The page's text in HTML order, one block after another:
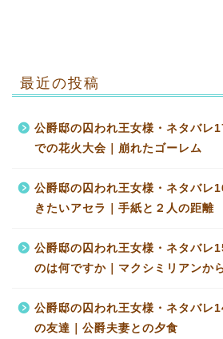
最近の投稿
公爵邸の囚われ王女様・ネタバレ
での花火大会｜崩れたゴーレム
公爵邸の囚われ王女様・ネタバレ
きたいアセラ｜手紙と２人の距離
公爵邸の囚われ王女様・ネタバレ
のは何ですか｜マクシミリアンか
公爵邸の囚われ王女様・ネタバレ
の友達｜公爵夫妻との夕食